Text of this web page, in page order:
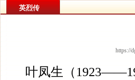
英烈传
https://
叶凤生（